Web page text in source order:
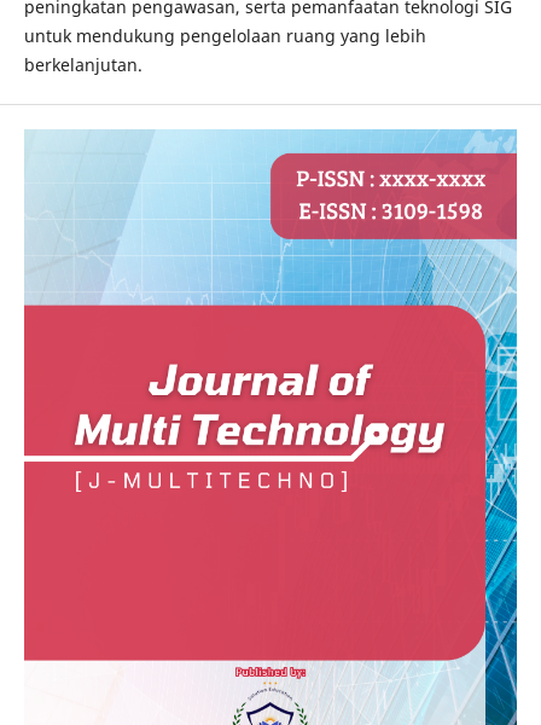
peningkatan pengawasan, serta pemanfaatan teknologi SIG
untuk mendukung pengelolaan ruang yang lebih
berkelanjutan.